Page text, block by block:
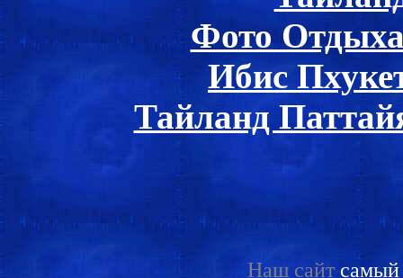
Фото
Ибис
Тайланд
Наш сайт самый